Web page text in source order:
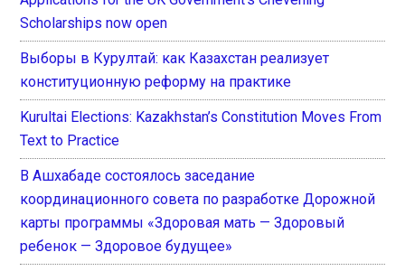
Scholarships now open
Выборы в Курултай: как Казахстан реализует
конституционную реформу на практике
Kurultai Elections: Kazakhstan’s Constitution Moves From
Text to Practice
В Ашхабаде состоялось заседание
координационного совета по разработке Дорожной
карты программы «Здоровая мать — Здоровый
ребенок — Здоровое будущее»